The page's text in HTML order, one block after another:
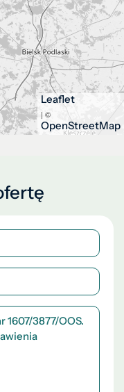
Leaflet
| ©
OpenStreetMap